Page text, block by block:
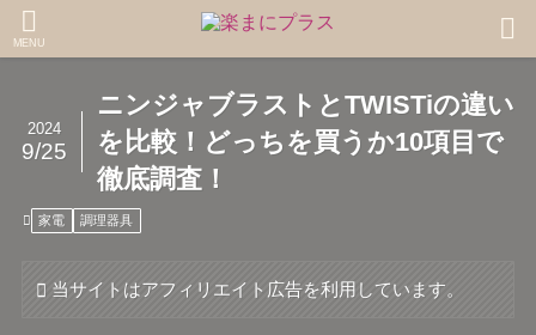
MENU
ニンジャブラストとTWISTiの違い
を比較！どっちを買うか10項目で
徹底調査！
2024
9/25
家電 調理器具
当サイトはアフィリエイト広告を利用しています。